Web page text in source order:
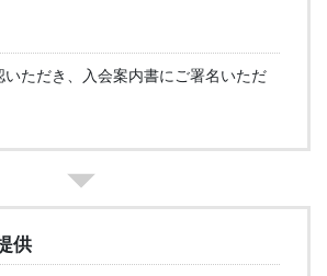
いただき、入会案内書にご署名いただ
供